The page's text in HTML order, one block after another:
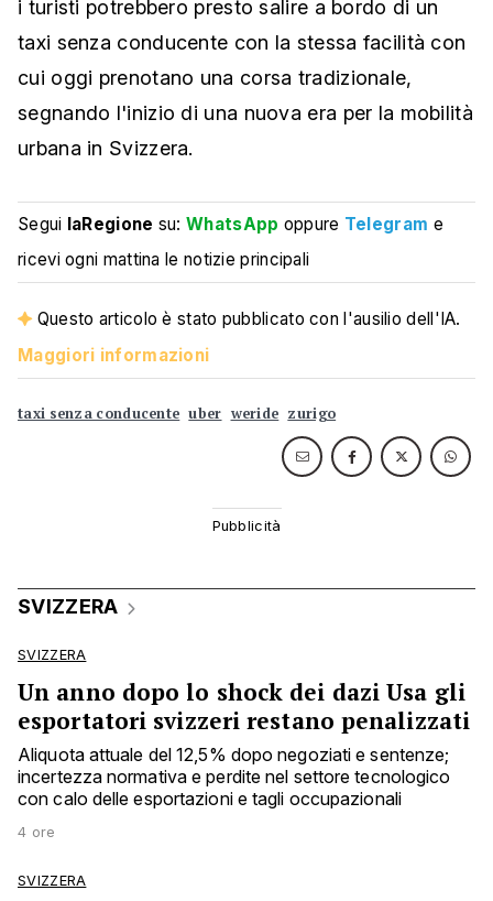
i turisti potrebbero presto salire a bordo di un
taxi senza conducente con la stessa facilità con
cui oggi prenotano una corsa tradizionale,
segnando l'inizio di una nuova era per la mobilità
urbana in Svizzera.
Segui laRegione su:WhatsApp oppure Telegram e
ricevi ogni mattina le notizie principali
Questo articolo è stato pubblicato con l'ausilio dell'IA.
Maggiori informazioni
taxi senza conducente uber weride zurigo
SVIZZERA
SVIZZERA
Un anno dopo lo shock dei dazi Usa gli
esportatori svizzeri restano penalizzati
Aliquota attuale del 12,5% dopo negoziati e sentenze;
incertezza normativa e perdite nel settore tecnologico
con calo delle esportazioni e tagli occupazionali
4 ore
SVIZZERA